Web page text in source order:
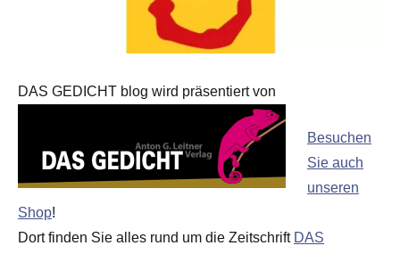
DAS GEDICHT blog wird präsentiert von
Besuchen
Sie auch
unseren
Shop!
Dort finden Sie alles rund um die Zeitschrift DAS